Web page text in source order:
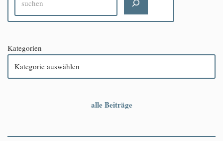
Kategorien
alle Beiträge